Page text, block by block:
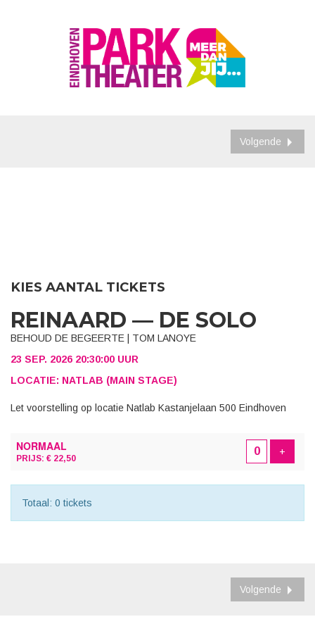
Volgende
KIES AANTAL TICKETS
REINAARD — DE SOLO
BEHOUD DE BEGEERTE | TOM LANOYE
23 SEP. 2026 20:30:00 UUR
LOCATIE: NATLAB (MAIN STAGE)
Let voorstelling op locatie Natlab Kastanjelaan 500 Eindhoven
NORMAAL
PRIJS: € 22,50
+
Totaal: 0 tickets
Volgende